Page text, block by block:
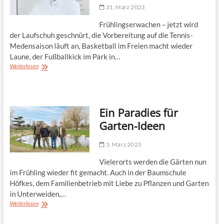
31. März 2023
Frühlingserwachen – jetzt wird
der Laufschuh geschnürt, die Vorbereitung auf die Tennis-
Medensaison läuft an, Basketball im Freien macht wieder
Laune, der Fußballkick im Park in…
WeiterlesenSport-
übertreiben!
Ein Paradies für
Garten-Ideen
3. März 2023
Vielerorts werden die Gärten nun
im Frühling wieder fit gemacht. Auch in der Baumschule
Höfkes, dem Familienbetrieb mit Liebe zu Pflanzen und Garten
in Unterweiden,…
WeiterlesenEin